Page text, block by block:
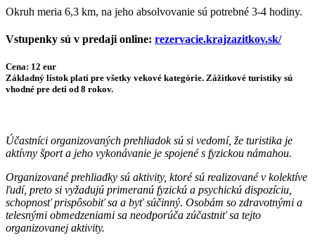
Okruh meria 6,3 km, na jeho absolvovanie sú potrebné 3-4 hodiny.
Vstupenky sú v predaji online: rezervacie.krajzazitkov.sk/
Cena: 12 eur
Základný lístok platí pre všetky vekové kategórie. Zážitkové turistiky sú
vhodné pre deti od 8 rokov.
Účastníci organizovaných prehliadok sú si vedomí, že turistika je
aktívny šport a jeho vykonávanie je spojené s fyzickou námahou.
Organizované prehliadky sú aktivity, ktoré sú realizované v kolektíve
ľudí, preto si vyžadujú primeranú fyzickú a psychickú dispozíciu,
schopnosť prispôsobiť sa a byť súčinný. Osobám so zdravotnými a
telesnými obmedzeniami sa neodporúča zúčastniť sa tejto
organizovanej aktivity.